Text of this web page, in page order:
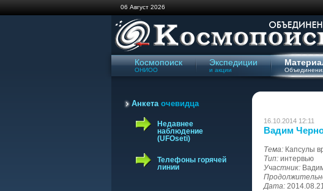
06 Август 2026
Космопоиск
ОНИОО
Экспедиции
и акции
Анкетаочевидца
Недавнее
наблюдение
(UFOseti)
Телефоны горячей
линии
16.10.2014 12:11
Вадим
Тема: Капсулы
Тип: интервью
Участник:
Дата: